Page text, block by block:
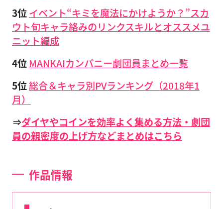
3位イベント“キミを魔法にかけようか？”スカ
ウト旬キャラ絡みのリンクスキルとオススメユ
ニット編成
4位MANKAIカンパニー劇団員まとめ一覧
5位総合＆キャラ別PVランキング（2018年1
月）
⇒ダイヤやコインを効率よく集める方法・劇団
員の親密度の上げ方などまとめはこちら
作品情報